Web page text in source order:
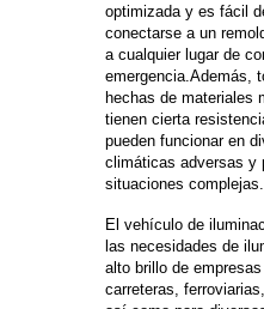
optimizada y es fácil
conectarse a un
a cualquier lugar de
emergencia.Además,
hechas de materiales
tienen cierta
pueden funcionar en
climáticas adversas y
situaciones complejas.
El vehículo de
las necesidades de
alto brillo de
carreteras,